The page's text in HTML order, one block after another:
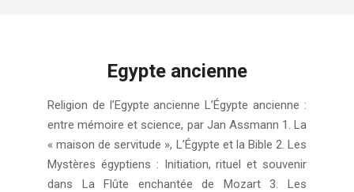
Egypte ancienne
03-
04
Religion de l’Egypte ancienne L’Égypte ancienne :
entre mémoire et science, par Jan Assmann 1. La
« maison de servitude », L’Égypte et la Bible 2. Les
Mystères égyptiens : Initiation, rituel et souvenir
dans La Flûte enchantée de Mozart 3. Les